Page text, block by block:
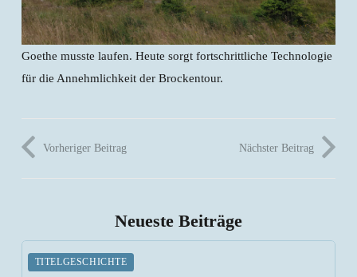
Goethe musste laufen. Heute sorgt fortschrittliche Technologie
für die Annehmlichkeit der Brockentour.
Vorheriger Beitrag Nächster Beitrag
Neueste Beiträge
TITELGESCHICHTE